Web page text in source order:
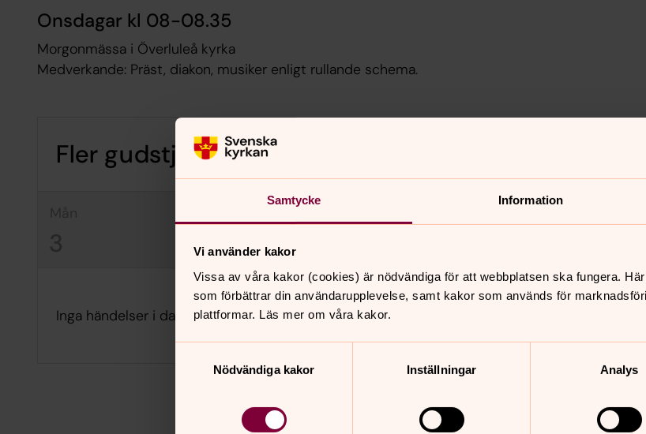
Samtycke Information
Vi använder kakor
Vissa av våra kakor (cookies) är nödvändiga för att webbplatsen ska fungera.
som förbättrar din användarupplevelse, samt kakor som används för
plattformar. Läs mer om våra kakor.
Nödvändiga kakor
Inställningar Analys
Onsdagar kl 08-08.35
Morgonmässa i Överluleå kyrka
Medverkande:Präst, diakon, musiker enligt rullande schema.
Fler gudstjänster i Boden
4
Inga händelser i dag.